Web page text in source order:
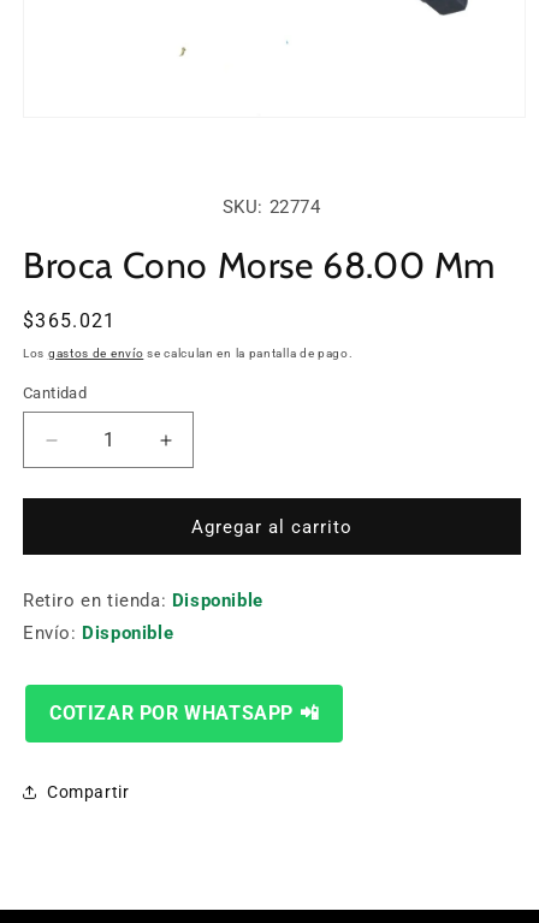
modal
SKU: 22774
Broca Cono Morse 68.00 Mm
Precio
habitual
$365.021
Los gastos de envío se calculan en la pantalla de pago.
Cantidad
Cantidad
Reducir
cantidad
para
Cono
68.00
Mm
Aumentar
cantidad
para
Broca
Cono
68.00
Mm
Agregar al carrito
Retiro en tienda: Disponible
Envío: Disponible
COTIZAR POR WHATSAPP 📲
Compartir